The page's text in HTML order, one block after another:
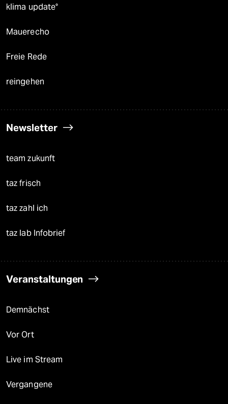
klima update°
Mauerecho
Freie Rede
reingehen
Newsletter
team zukunft
taz frisch
taz zahl ich
taz lab Infobrief
Veranstaltungen
Demnächst
Vor Ort
Live im Stream
Vergangene